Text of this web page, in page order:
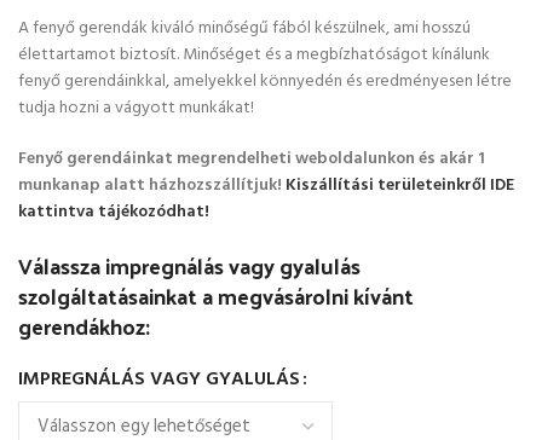
A fenyő gerendák kiváló minőségű fából készülnek, ami hosszú
élettartamot biztosít. Minőséget és a megbízhatóságot kínálunk
fenyő gerendáinkkal, amelyekkel könnyedén és eredményesen létre
tudja hozni a vágyott munkákat!
Fenyő gerendáinkat megrendelheti weboldalunkon és akár 1
munkanap alatt házhozszállítjuk! Kiszállítási területeinkről IDE
kattintva tájékozódhat!
Válassza impregnálás vagy gyalulás
szolgáltatásainkat a megvásárolni kívánt
gerendákhoz:
IMPREGNÁLÁS VAGY GYALULÁS